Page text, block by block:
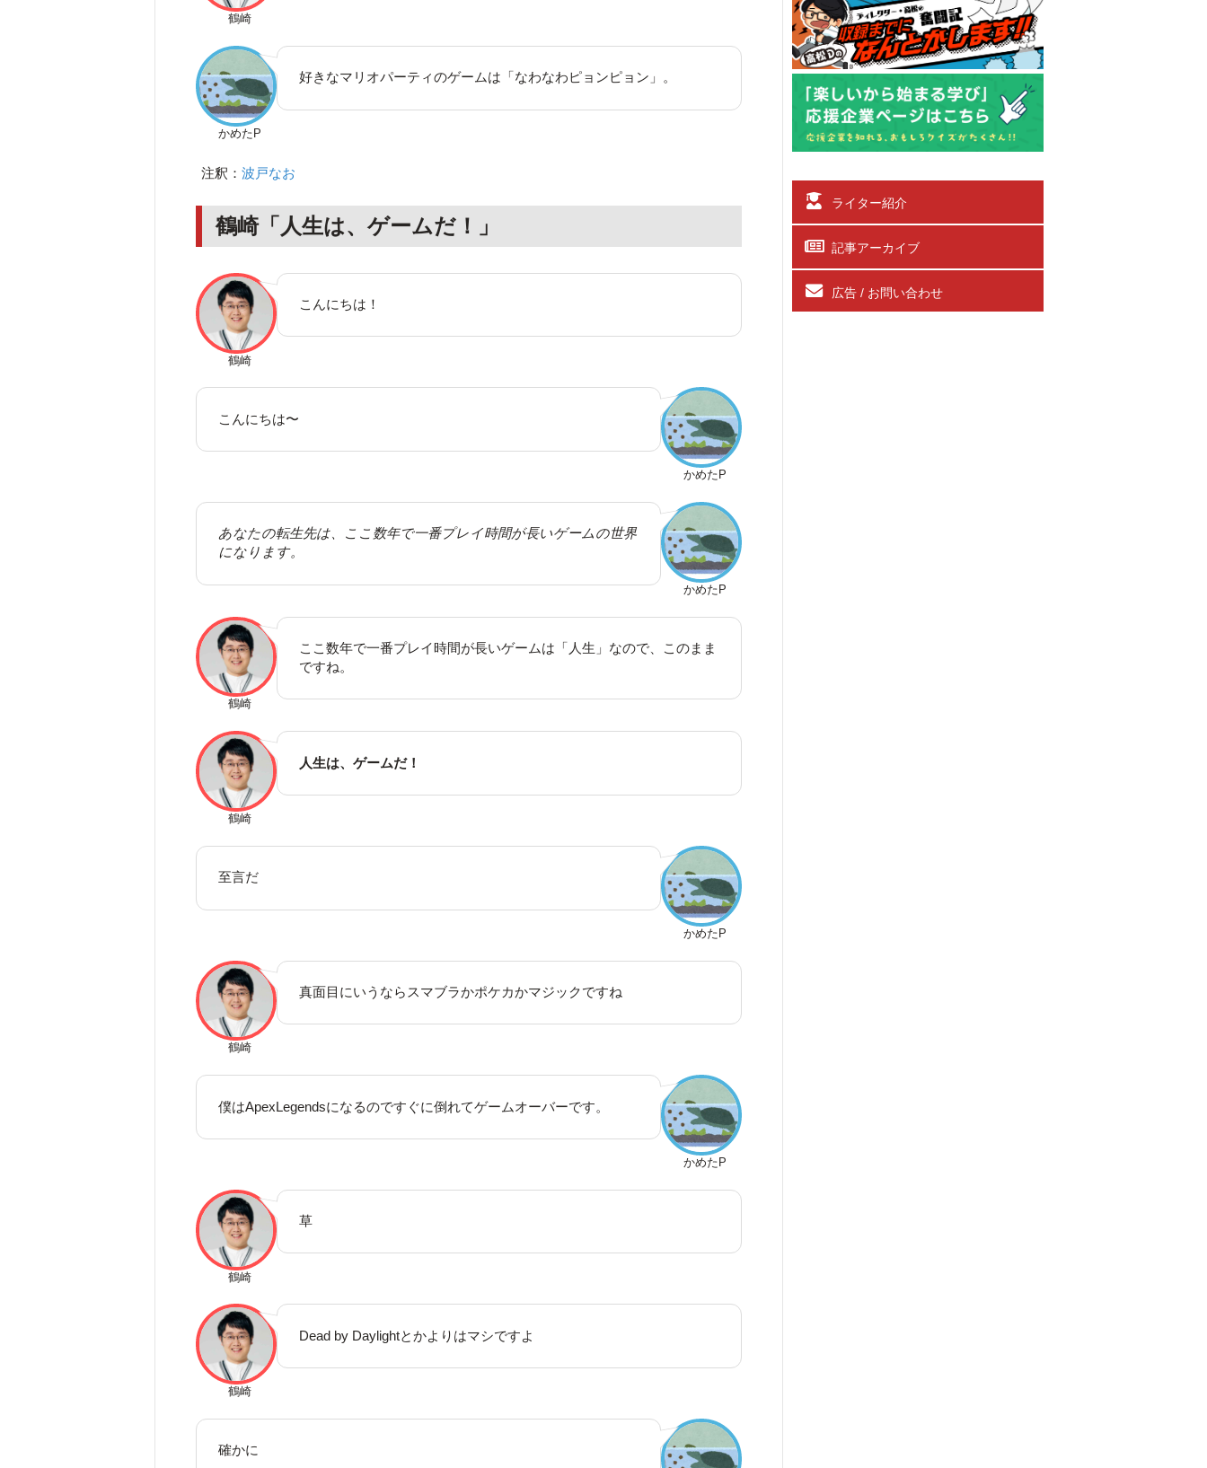
鶴崎
かめたP
好きなマリオパーティのゲームは「なわなわピョンピョン」。
注釈：波戸なお
鶴崎「人生は、ゲームだ！」
鶴崎
こんにちは！
かめたP
こんにちは〜
かめたP
あなたの転生先は、ここ数年で一番プレイ時間が長いゲームの世界
になります。
鶴崎
ここ数年で一番プレイ時間が長いゲームは「人生」なので、このまま
ですね。
鶴崎
人生は、ゲームだ！
かめたP
至言だ
鶴崎
真面目にいうならスマブラかポケカかマジックですね
かめたP
僕はApexLegendsになるのですぐに倒れてゲームオーバーです。
鶴崎
草
鶴崎
Dead by Daylightとかよりはマシですよ
確かに
ライター紹介
記事アーカイブ
広告 / お問い合わせ